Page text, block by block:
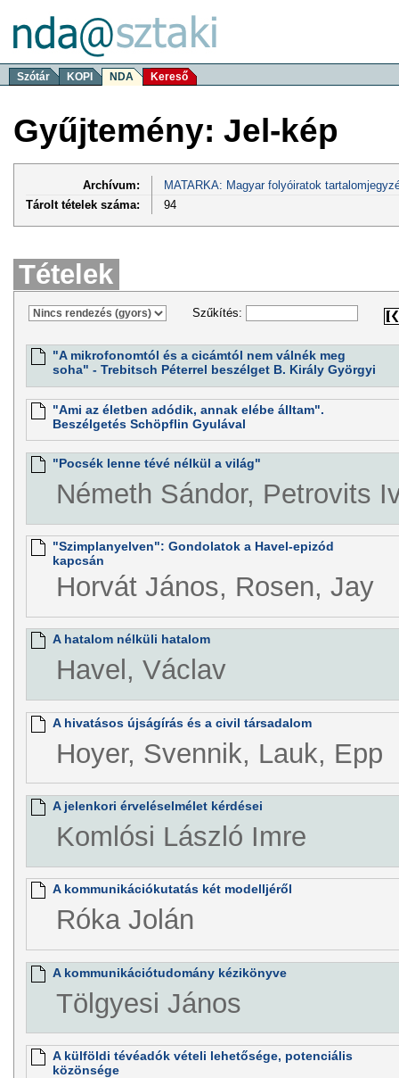
Szótár KOPI NDA Kereső
Gyűjtemény: Jel-kép
Archívum:
MATARKA: Magyar folyóiratok
Tárolt tételek száma:
94
Tételek
Szűkítés:
"A mikrofonomtól és a cicámtól nem válnék meg
soha" - Trebitsch Péterrel beszélget B. Király Györgyi
"Ami az életben adódik, annak elébe álltam".
Beszélgetés Schöpflin Gyulával
"Pocsék lenne tévé nélkül a világ"
Németh Sándor, Petrovits
"Szimplanyelven": Gondolatok a Havel-epizód
kapcsán
Horvát János, Rosen, Jay
A hatalom nélküli hatalom
Havel, Václav
A hivatásos újságírás és a civil társadalom
Hoyer, Svennik, Lauk, Epp
A jelenkori érveléselmélet kérdései
Komlósi László Imre
A kommunikációkutatás két modelljéről
Róka Jolán
A kommunikációtudomány kézikönyve
Tölgyesi János
A külföldi tévéadók vételi lehetősége, potenciális
közönsége